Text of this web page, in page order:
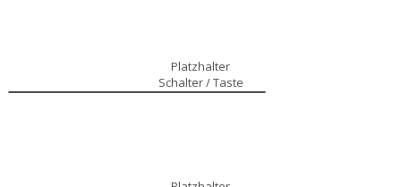
Platzhalter
Schalter / Taste